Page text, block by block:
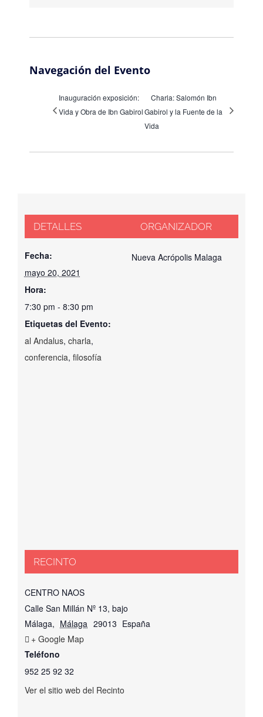
Navegación del Evento
Inauguración exposición:
Vida y Obra de Ibn Gabirol
Charla: Salomón Ibn
Gabirol y la Fuente de la
Vida
DETALLES
Fecha:
mayo 20, 2021
Hora:
7:30 pm - 8:30 pm
Etiquetas del Evento:
al Andalus, charla,
conferencia, filosofía
ORGANIZADOR
Nueva Acrópolis Malaga
RECINTO
CENTRO NAOS
Calle San Millán Nº 13, bajo
Málaga, Málaga 29013 España
+ Google Map
Teléfono
952 25 92 32
Ver el sitio web del Recinto